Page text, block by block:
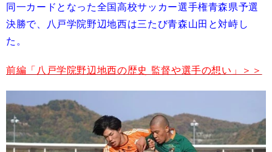
同一カードとなった全国高校サッカー選手権青森県予選
決勝で、八戸学院野辺地西は三たび青森山田と対峙し
た。
前編「八戸学院野辺地西の歴史 監督や選手の想い」＞＞